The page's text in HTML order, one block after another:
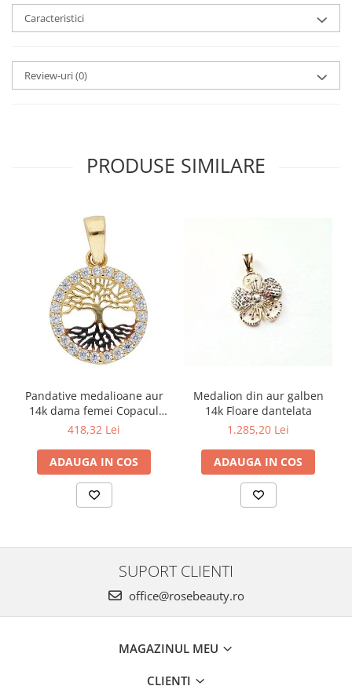
Caracteristici
Review-uri(0)
PRODUSE SIMILARE
Pandative medalioane aur
14k dama femei Copacul
Vietii
418,32 Lei
ADAUGA IN COS
Medalion din aur galben
14k Floare dantelata
1.285,20 Lei
ADAUGA IN COS
SUPORT CLIENTI
office@rosebeauty.ro
MAGAZINUL MEU
CLIENTI